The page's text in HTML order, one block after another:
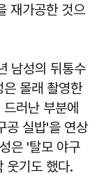
재가공한 것으
남성의 뒤통수
몰래 촬영한
러난 부분에
공 실밥'을 연상
은 '탈모 야구
웃기도 했다.